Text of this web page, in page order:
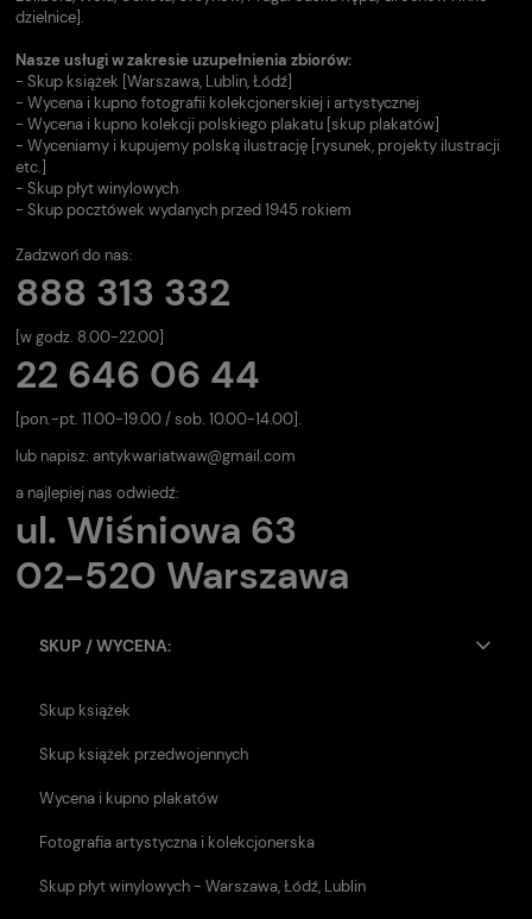
dzielnice].
Nasze usługi w zakresie uzupełnienia zbiorów:
- Skup książek [Warszawa, Lublin, Łódź]
- Wycena i kupno fotografii kolekcjonerskiej i artystycznej
- Wycena i kupno kolekcji polskiego plakatu [skup plakatów]
- Wyceniamy i kupujemy polską ilustrację [rysunek, projekty ilustracji
etc.]
- Skup płyt winylowych
- Skup pocztówek wydanych przed 1945 rokiem
Zadzwoń do nas:
888 313 332
[w godz. 8.00-22.00]
22 646 06 44
[pon.-pt. 11.00-19.00 / sob. 10.00-14.00].
lub napisz: antykwariatwaw@gmail.com
a najlepiej nas odwiedź:
ul. Wiśniowa 63
02-520 Warszawa
SKUP / WYCENA:
Skup książek
Skup książek przedwojennych
Wycena i kupno plakatów
Fotografia artystyczna i kolekcjonerska
Skup płyt winylowych - Warszawa, Łódź, Lublin